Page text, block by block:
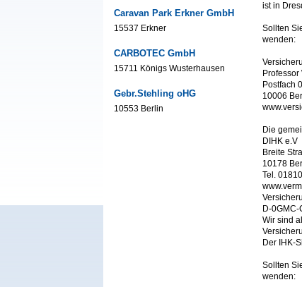
Caravan Park Erkner GmbH
15537 Erkner
CARBOTEC GmbH
15711 Königs Wusterhausen
Gebr.Stehling oHG
10553 Berlin
ist in
Sollten
wenden:
Postfach
10006
Die
DIHK e.V
Breite
10178
Tel.
D-0GMC-
Wir sind
Sollten
wenden: